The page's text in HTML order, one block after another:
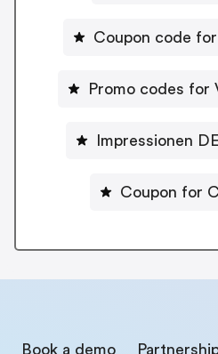
Coupon code
Promo codes for
Impressionen
Coupon for
Book a demo